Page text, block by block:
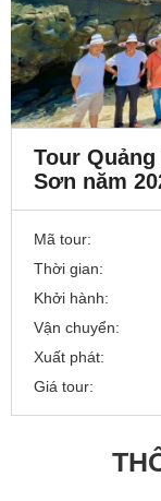
Tour
Sơn năm
Mã tour:
Thời gian:
Khởi hành:
Vận chuyển:
Xuất phát:
Giá tour: